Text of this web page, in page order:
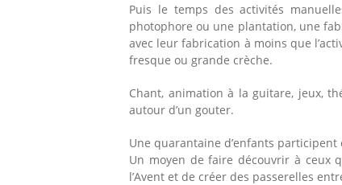
Puis le temps des activités
photophore ou une plantation, une
avec leur fabrication à moins que
fresque ou grande crèche.
Chant, animation à la guitare, jeux,
autour d’un gouter.
Une quarantaine d’enfants participent
Un moyen de faire découvrir à ceux
l’Avent et de créer des passerelles